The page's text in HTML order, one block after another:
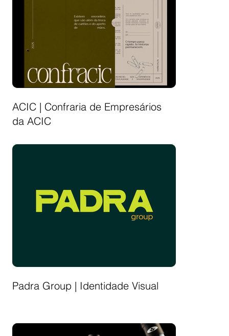
ACIC | Confraria de Empresários
da ACIC
Padra Group | Identidade Visual